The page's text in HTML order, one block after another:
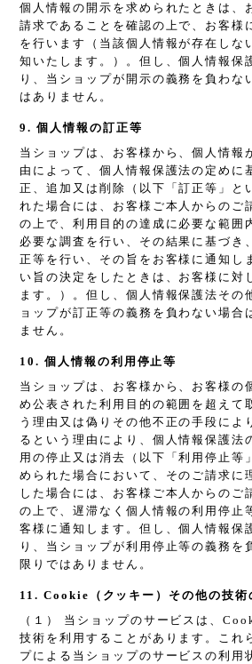
個人情報の開示を求められたときは、
請求であることを確認の上で、お客様
を行います（当該個人情報が存在しな
知いたします。）。但し、個人情報保
り、当ショップが開示の義務を負わな
はありません。
9. 個人情報の訂正等
当ショップは、お客様から、個人情報
由によって、個人情報保護法の定めに
正、追加又は削除（以下「訂正等」と
れた場合には、お客様ご本人からのご
の上で、利用目的の達成に必要な範囲
必要な調査を行い、その結果に基づき
正等を行い、その旨をお客様に通知し
い旨の決定をしたときは、お客様に対
ます。）。但し、個人情報保護法その
ョップが訂正等の義務を負わない場合
ません。
10. 個人情報の利用停止等
当ショップは、お客様から、お客様の
め公表された利用目的の範囲を超えて
う理由又は偽りその他不正の手段によ
るという理由により、個人情報保護法
用の停止又は消去（以下「利用停止等
められた場合において、そのご請求に
した場合には、お客様ご本人からのご
の上で、遅滞なく個人情報の利用停止
客様に通知します。但し、個人情報保
り、当ショップが利用停止等の義務を
限りではありません。
11. Cookie（クッキー）その他の技術
（１） 当ショップのサービスは、
技術を利用することがあります。これ
プによる当ショップのサービスの利用